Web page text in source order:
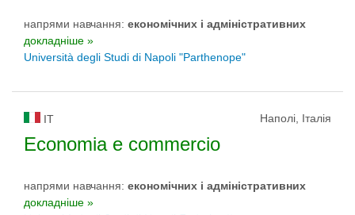
напрями навчання: економічних і адміністративних
докладніше »
Università degli Studi di Napoli "Parthenope"
IT Наполі, Італія
Economia e commercio
напрями навчання: економічних і адміністративних
докладніше »